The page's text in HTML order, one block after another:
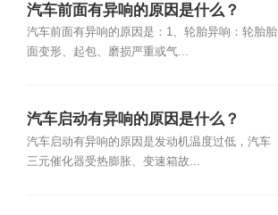
汽车前面有异响的原因是什么？
汽车前面有异响的原因是：1、轮胎异响：轮胎胎
面变形、起包、磨损严重或气...
汽车启动有异响的原因是什么？
汽车启动有异响的原因是发动机温度过低，汽车
三元催化器受热膨胀、变速箱故...